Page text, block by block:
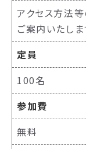
アクセス方法
ご案内いたしま
定員
100名
参加費
無料